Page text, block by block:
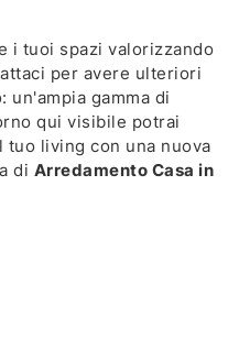
i tuoi spazi valorizzando
per avere ulteriori
gamma di
qui visibile potrai
living con una nuova
di Arredamento Casa in